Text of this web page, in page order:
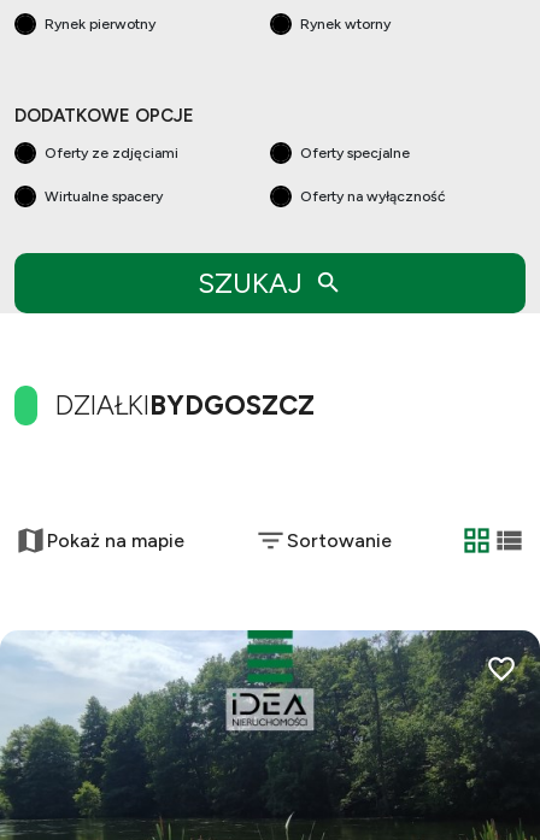
Rynek pierwotny Rynek wtorny
DODATKOWE OPCJE
Oferty ze zdjęciami Oferty specjalne
Wirtualne spacery Oferty na wyłączność
SZUKAJ
DZIAŁKIBYDGOSZCZ
−Pokaż na mapie Sortowanie
tabela
Dodaj